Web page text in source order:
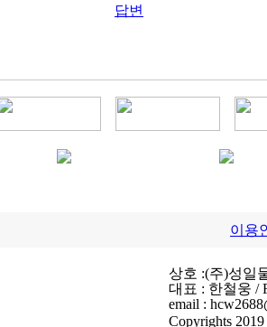
답변
이용
상호 :(주)성일
대표 : 한철웅 /
email :
Copyrights